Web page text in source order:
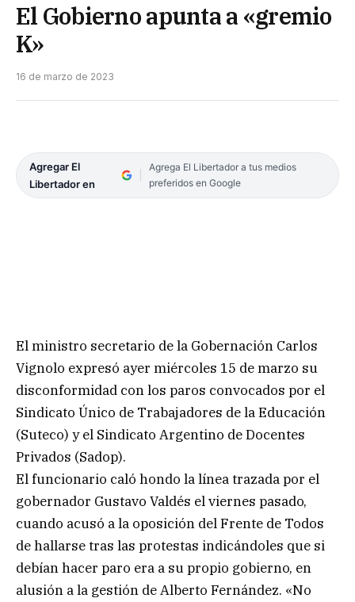
El Gobierno apunta a «gremio
K»
16 de marzo de 2023
Agregar El
Libertador en
Agrega El Libertador a tus medios
preferidos en Google
El ministro secretario de la Gobernación Carlos
Vignolo expresó ayer miércoles 15 de marzo su
disconformidad con los paros convocados por el
Sindicato Único de Trabajadores de la Educación
(Suteco) y el Sindicato Argentino de Docentes
Privados (Sadop).
El funcionario caló hondo la línea trazada por el
gobernador Gustavo Valdés el viernes pasado,
cuando acusó a la oposición del Frente de Todos
de hallarse tras las protestas indicándoles que si
debían hacer paro era a su propio gobierno, en
alusión a la gestión de Alberto Fernández. «No